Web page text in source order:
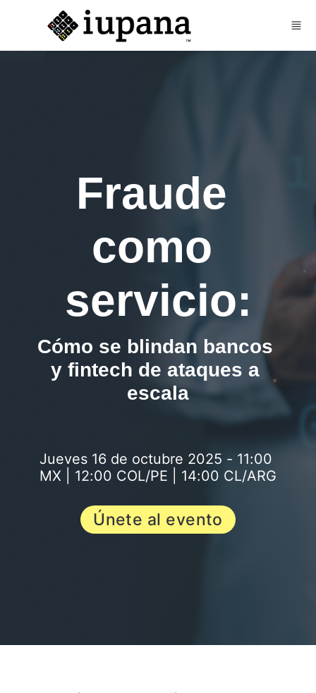
Skip to main content
Fraude
como
servicio:
Cómo se blindan bancos
y fintech de ataques a
escala
Jueves 16 de octubre 2025 - 11:00
MX | 12:00 COL/PE | 14:00 CL/ARG
Únete al evento